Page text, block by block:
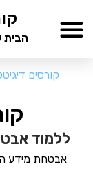
לתוכן
הבית
קורסים
ללמוד
אבטחת מידע